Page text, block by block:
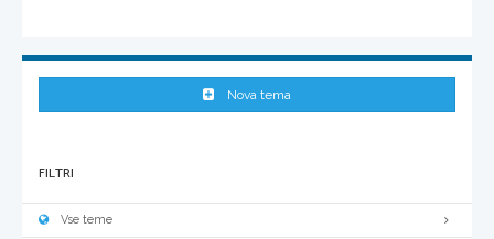
Nova tema
FILTRI
Vse teme